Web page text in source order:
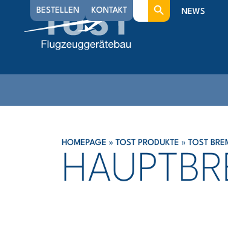
NEWS
BESTELLEN KONTAKT
Search
for:
HOMEPAGE » TOST PRODUKTE » TOST